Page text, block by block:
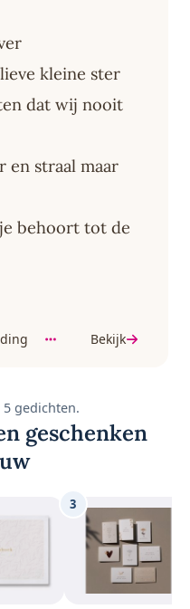
kleine ster
dat wij nooit
en straal maar
behoort tot de
Bekijk
gedichten.
geschenken
3